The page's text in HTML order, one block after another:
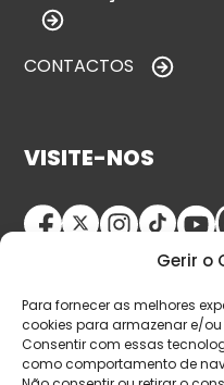
Gerir o
Para fornecer as melhores
cookies para armazenar e/
Consentir com essas
como comportamento de
CONTACTOS
VISITE-NOS
© Copyright 2026